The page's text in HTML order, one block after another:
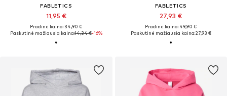
FABLETICS
11,95 €
Pradinė kaina: 34,90 €
Paskutinė mažiausia kaina:14,34 €-16%
FABLETICS
27,93 €
Pradinė kaina: 49,90 €
Paskutinė mažiausia kaina:27,93 €